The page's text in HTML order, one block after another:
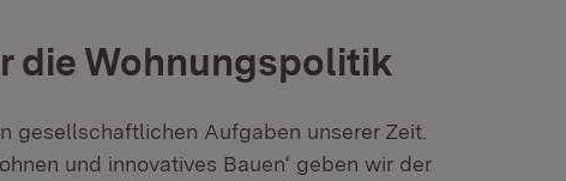
die Wohnungspolitik
gesellschaftlichen Aufgaben unserer Zeit.
und innovatives Bauen‘ geben wir der